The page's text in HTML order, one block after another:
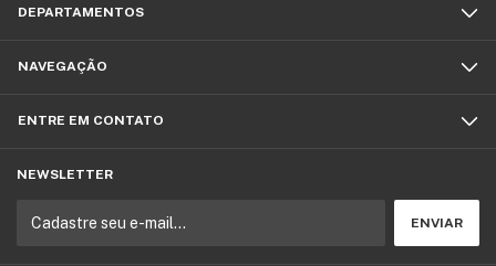
DEPARTAMENTOS
NAVEGAÇÃO
ENTRE EM CONTATO
NEWSLETTER